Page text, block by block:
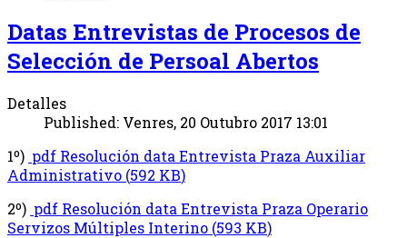
Datas Entrevistas de Procesos de
Selección de Persoal Abertos
Detalles
Published: Venres, 20 Outubro 2017 13:01
1º) pdf Resolución data Entrevista Praza Auxiliar
Administrativo (592 KB)
2º) pdf Resolución data Entrevista Praza Operario
Servizos Múltiples Interino (593 KB)